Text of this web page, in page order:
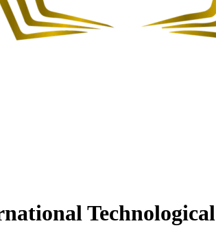
Technological